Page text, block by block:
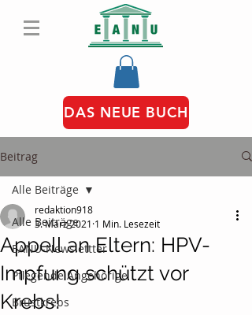
DAS NEUE BUCH
Beitrag
Alle Beiträge
EANU-Newslettter
Pflegende Angehörige
Brustkrebs
Alle Beiträge
Appell an Eltern: HPV-
Impfung schützt vor
Krebs!
redaktion918
3. März 2021 1 Min. Lesezeit